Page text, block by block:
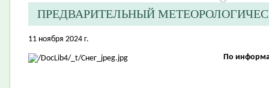
ПРЕДВАРИТЕЛЬНЫЙ
11 ноября 2024 г.
По